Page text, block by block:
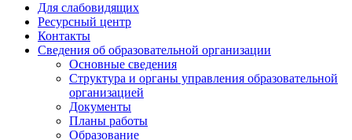
Для слабовидящих
Ресурсный центр
Контакты
Сведения об образовательной организации
Основные сведения
Структура и органы управления образовательной
организацией
Документы
Планы работы
Образование